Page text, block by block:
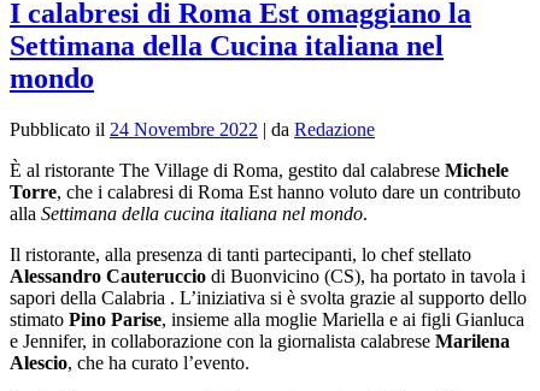
I calabresi di Roma Est omaggiano la
Settimana della Cucina italiana nel
mondo
Pubblicato il 24 Novembre 2022 | da Redazione
È al ristorante The Village di Roma, gestito dal calabrese Michele
Torre, che i calabresi di Roma Est hanno voluto dare un contributo
alla Settimana della cucina italiana nel mondo.
Il ristorante, alla presenza di tanti partecipanti, lo chef stellato
Alessandro Cauteruccio di Buonvicino (CS), ha portato in tavola i
sapori della Calabria . L’iniziativa si è svolta grazie al supporto dello
stimato Pino Parise, insieme alla moglie Mariella e ai figli Gianluca
e Jennifer, in collaborazione con la giornalista calabrese Marilena
Alescio, che ha curato l’evento.